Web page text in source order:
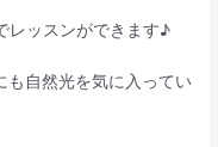
レッスンができます♪
も自然光を気に入ってい